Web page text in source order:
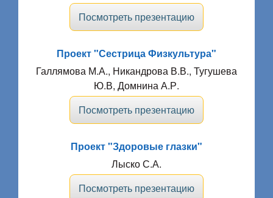
Посмотреть презентацию
Проект "Сестрица Физкультура"
Галлямова М.А., Никандрова В.В., Тугушева
Ю.В, Домнина А.Р.
Посмотреть презентацию
Проект "Здоровые глазки"
Лыско С.А.
Посмотреть презентацию